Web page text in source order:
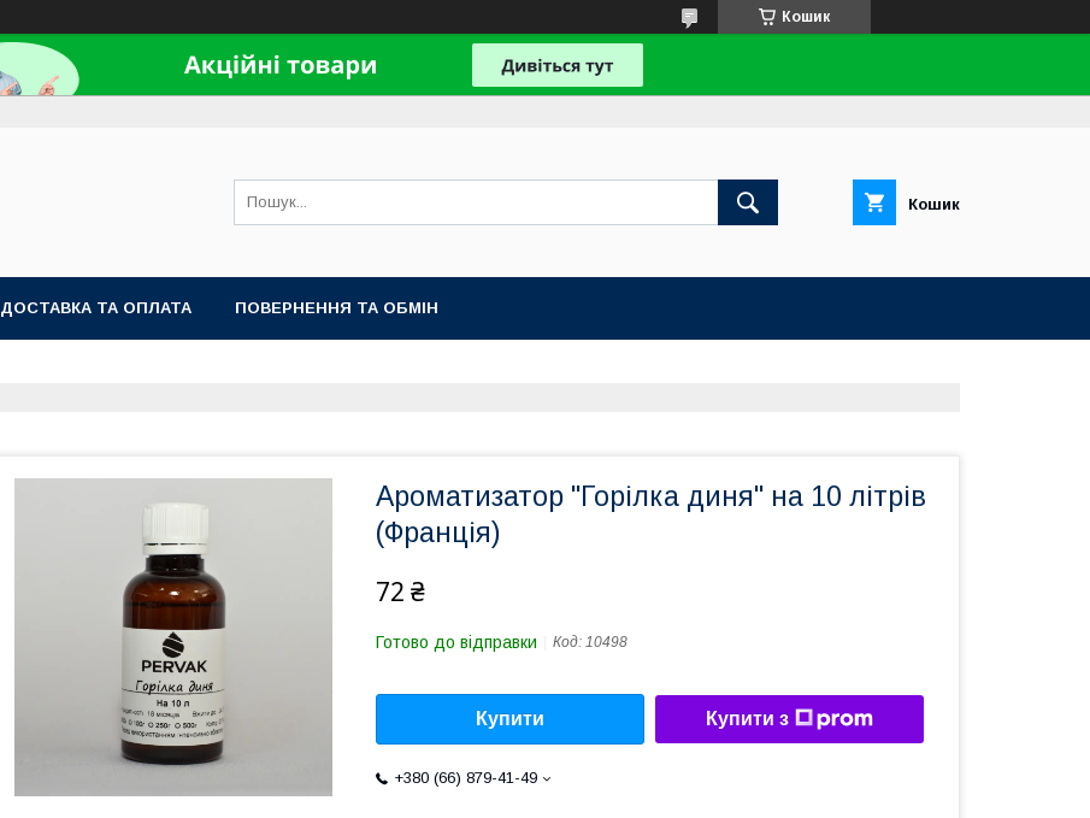
Кошик
Кошик
ДОСТАВКА ТА ОПЛАТА ПОВЕРНЕННЯ ТА ОБМІН
Ароматизатор "Горілка диня" на 10 літрів
(Франція)
72 ₴
Готово до відправки Код: 10498
Купити Купити з
+380 (66) 879-41-49